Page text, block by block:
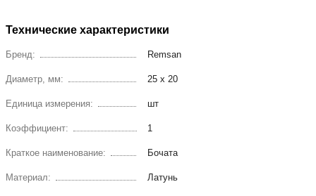
Технические характеристики
Бренд: Remsan
Диаметр, мм: 25 х 20
Единица измерения: шт
Коэффициент: 1
Краткое наименование: Бочата
Материал: Латунь